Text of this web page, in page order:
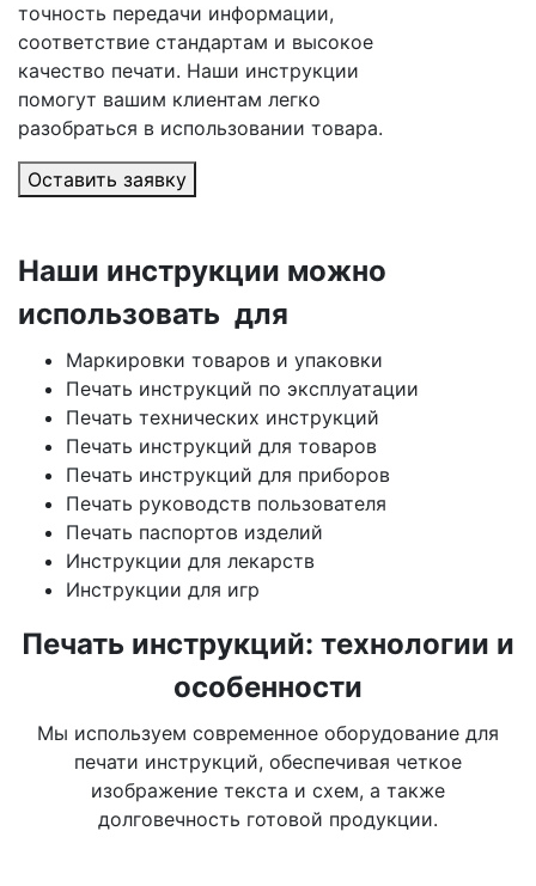
точность передачи информации,
соответствие стандартам и высокое
качество печати. Наши инструкции
помогут вашим клиентам легко
разобраться в использовании товара.
Оставить заявку
Наши инструкции можно
использовать для
Маркировки товаров и упаковки
Печать инструкций по эксплуатации
Печать технических инструкций
Печать инструкций для товаров
Печать инструкций для приборов
Печать руководств пользователя
Печать паспортов изделий
Инструкции для лекарств
Инструкции для игр
Печать инструкций: технологии и
особенности
Мы используем современное оборудование для
печати инструкций, обеспечивая четкое
изображение текста и схем, а также
долговечность готовой продукции.